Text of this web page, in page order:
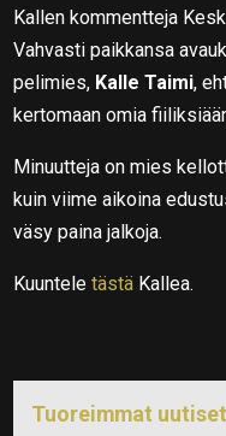
Kallen kommentteja
Vahvasti paikkansa
pelimies, Kalle Taimi,
kertomaan omia
Minuutteja on mies
kuin viime aikoina
väsy paina jalkoja.
Kuunteletästä Kallea.
Tuoreimmat uutiset